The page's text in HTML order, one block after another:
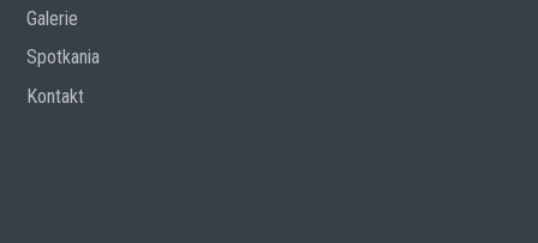
Galerie
Spotkania
Kontakt